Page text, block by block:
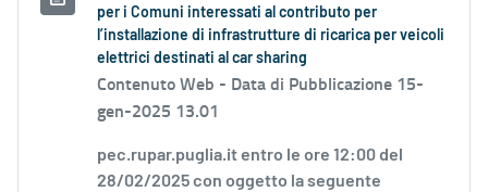
per i Comuni interessati al contributo per
l’installazione di infrastrutture di ricarica per veicoli
elettrici destinati al car sharing
Contenuto Web - Data di Pubblicazione 15-
gen-2025 13.01
pec.rupar.puglia.it entro le ore 12:00 del
28/02/2025 con oggetto la seguente